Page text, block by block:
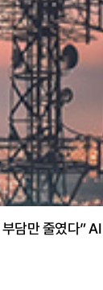
부담만 줄였다